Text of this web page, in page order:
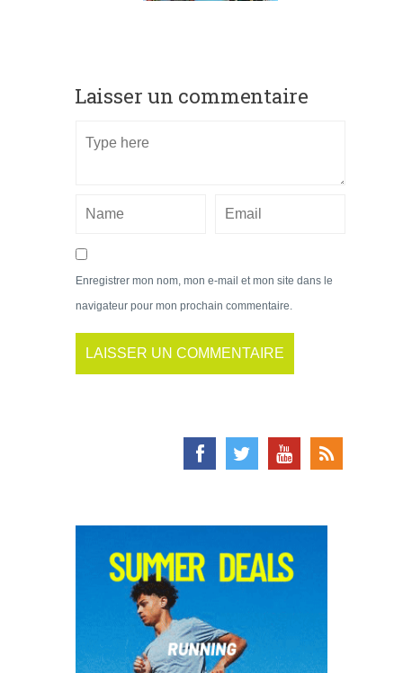
Laisser un commentaire
Enregistrer mon nom, mon e-mail et mon site dans le
navigateur pour mon prochain commentaire.